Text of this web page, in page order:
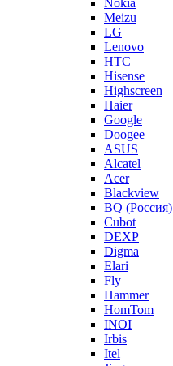
Nokia
Meizu
LG
Lenovo
HTC
Hisense
Highscreen
Haier
Google
Doogee
ASUS
Alcatel
Acer
Blackview
BQ (Россия)
Cubot
DEXP
Digma
Elari
Fly
Hammer
HomTom
INOI
Irbis
Itel